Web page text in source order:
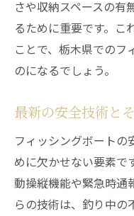
さや収納スペースの有
るために重要です。こ
ことで、栃木県でのフ
のになるでしょう。
最新の安全技術と
フィッシングボートの
めに欠かせない要素で
動操縦機能や緊急時通
らの技術は、釣り中の